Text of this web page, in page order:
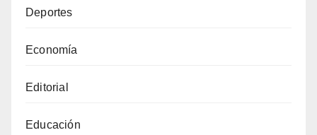
Deportes
Economía
Editorial
Educación